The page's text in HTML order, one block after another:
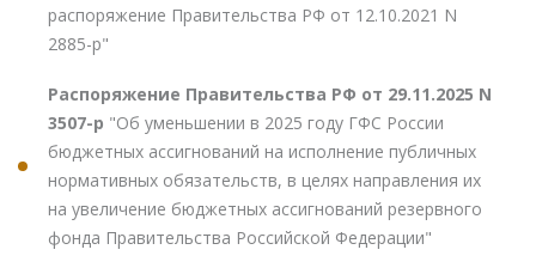
распоряжение Правительства РФ от 12.10.2021 N
2885-р"
Распоряжение Правительства РФ от 29.11.2025 N
3507-р "Об уменьшении в 2025 году ГФС России
бюджетных ассигнований на исполнение публичных
нормативных обязательств, в целях направления их
на увеличение бюджетных ассигнований резервного
фонда Правительства Российской Федерации"